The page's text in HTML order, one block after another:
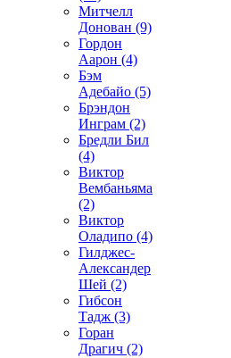
Митчелл
Донован (9)
Гордон
Аарон (4)
Бэм
Адебайо (5)
Брэндон
Инграм (2)
Бредли Бил
(4)
Виктор
Вембаньяма
(2)
Виктор
Оладипо (4)
Гилджес-
Александер
Шей (2)
Гибсон
Тадж (3)
Горан
Драгич (2)